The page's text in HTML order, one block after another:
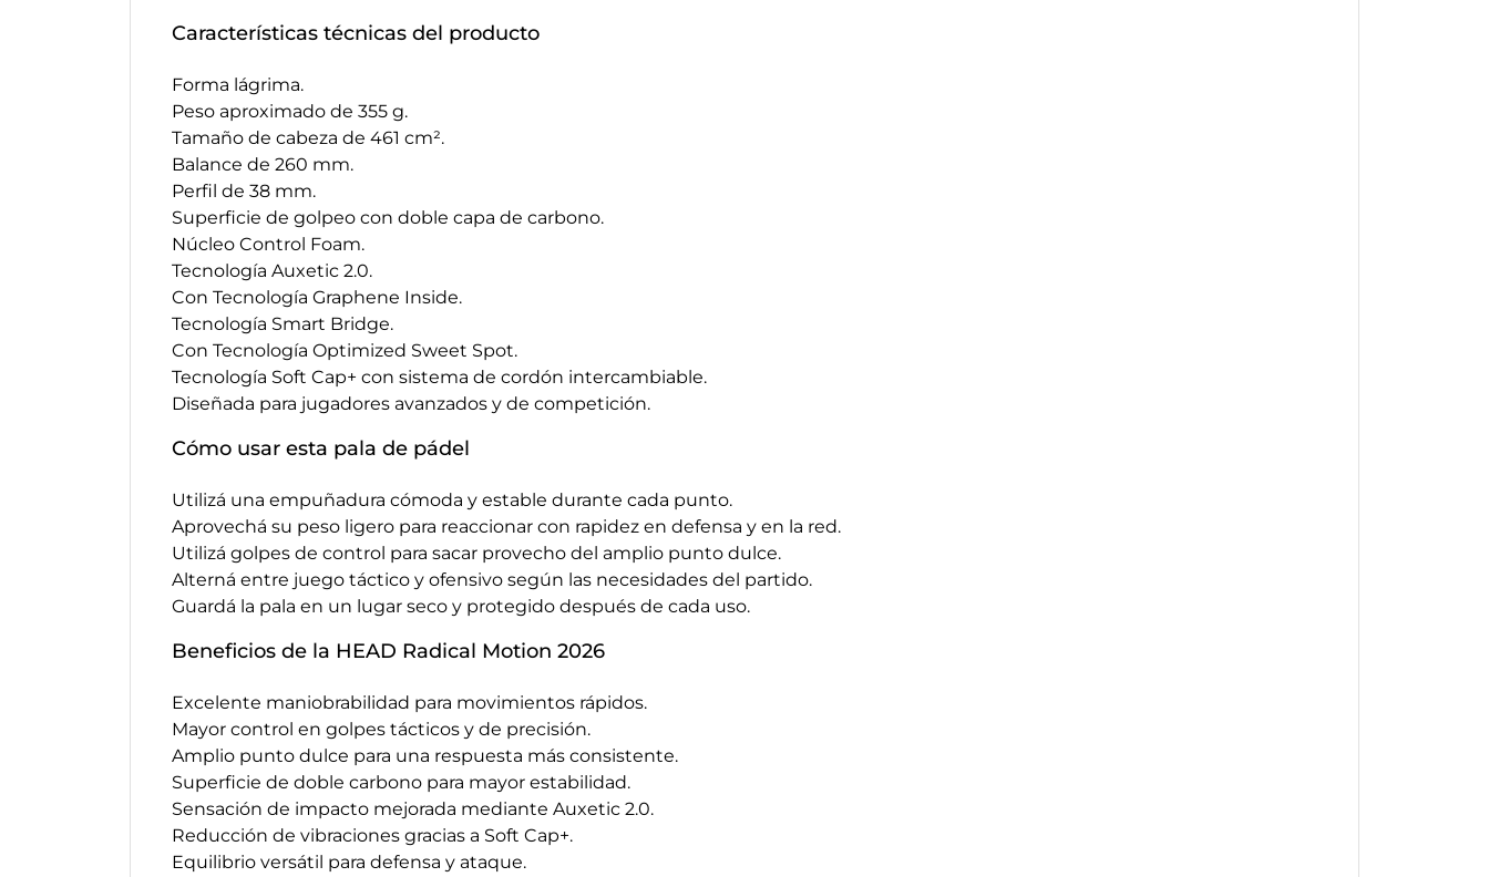
Características técnicas del producto
Forma lágrima.
Peso aproximado de 355 g.
Tamaño de cabeza de 461 cm².
Balance de 260 mm.
Perfil de 38 mm.
Superficie de golpeo con doble capa de carbono.
Núcleo Control Foam.
Tecnología Auxetic 2.0.
Con Tecnología Graphene Inside.
Tecnología Smart Bridge.
Con Tecnología Optimized Sweet Spot.
Tecnología Soft Cap+ con sistema de cordón intercambiable.
Diseñada para jugadores avanzados y de competición.
Cómo usar esta pala de pádel
Utilizá una empuñadura cómoda y estable durante cada punto.
Aprovechá su peso ligero para reaccionar con rapidez en defensa y en la red.
Utilizá golpes de control para sacar provecho del amplio punto dulce.
Alterná entre juego táctico y ofensivo según las necesidades del partido.
Guardá la pala en un lugar seco y protegido después de cada uso.
Beneficios de la HEAD Radical Motion 2026
Excelente maniobrabilidad para movimientos rápidos.
Mayor control en golpes tácticos y de precisión.
Amplio punto dulce para una respuesta más consistente.
Superficie de doble carbono para mayor estabilidad.
Sensación de impacto mejorada mediante Auxetic 2.0.
Reducción de vibraciones gracias a Soft Cap+.
Equilibrio versátil para defensa y ataque.